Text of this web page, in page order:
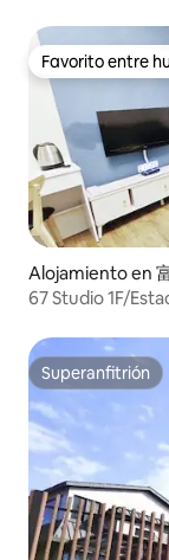
mercado
Favorito entre
Favorito entre
Alojamiento en
67 Studio 1F/
de equipaje/
Superanfitrión
Superanfitrión